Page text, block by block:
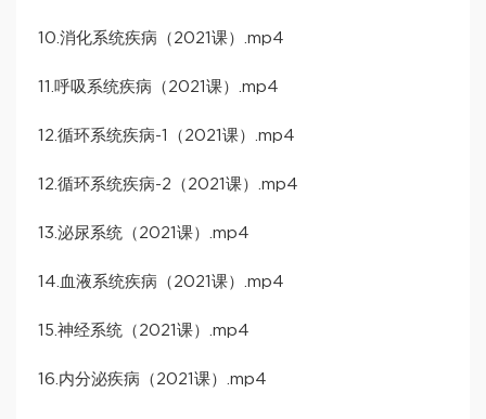
10.消化系统疾病（2021课）.mp4
11.呼吸系统疾病（2021课）.mp4
12.循环系统疾病-1（2021课）.mp4
12.循环系统疾病-2（2021课）.mp4
13.泌尿系统（2021课）.mp4
14.血液系统疾病（2021课）.mp4
15.神经系统（2021课）.mp4
16.内分泌疾病（2021课）.mp4